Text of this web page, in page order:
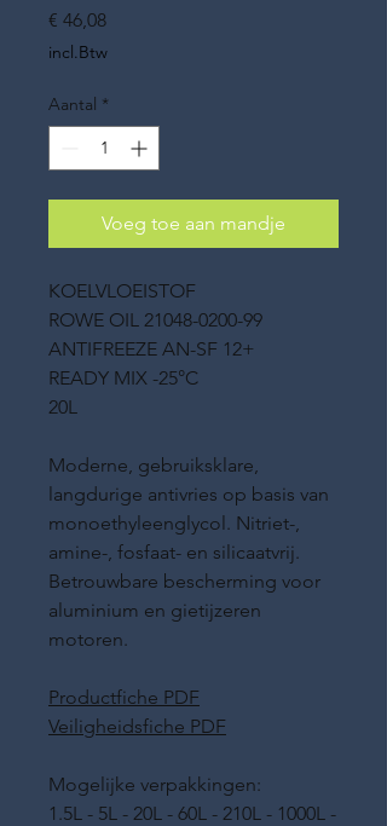
€ 46,08Prijs
incl.Btw
Aantal *
Voeg toe aan mandje
KOELVLOEISTOF
ROWE OIL 21048-0200-99
ANTIFREEZE AN-SF 12+
READY MIX -25°C
20L
Moderne, gebruiksklare,
langdurige antivries op basis van
monoethyleenglycol. Nitriet-,
amine-, fosfaat- en silicaatvrij.
Betrouwbare bescherming voor
aluminium en gietijzeren
motoren.
Productfiche PDF
Veiligheidsfiche PDF
Mogelijke verpakkingen:
1.5L - 5L - 20L - 60L - 210L - 1000L -